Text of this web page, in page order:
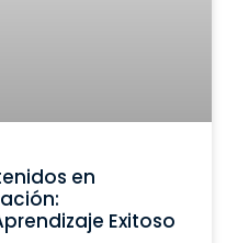
en
Exitoso